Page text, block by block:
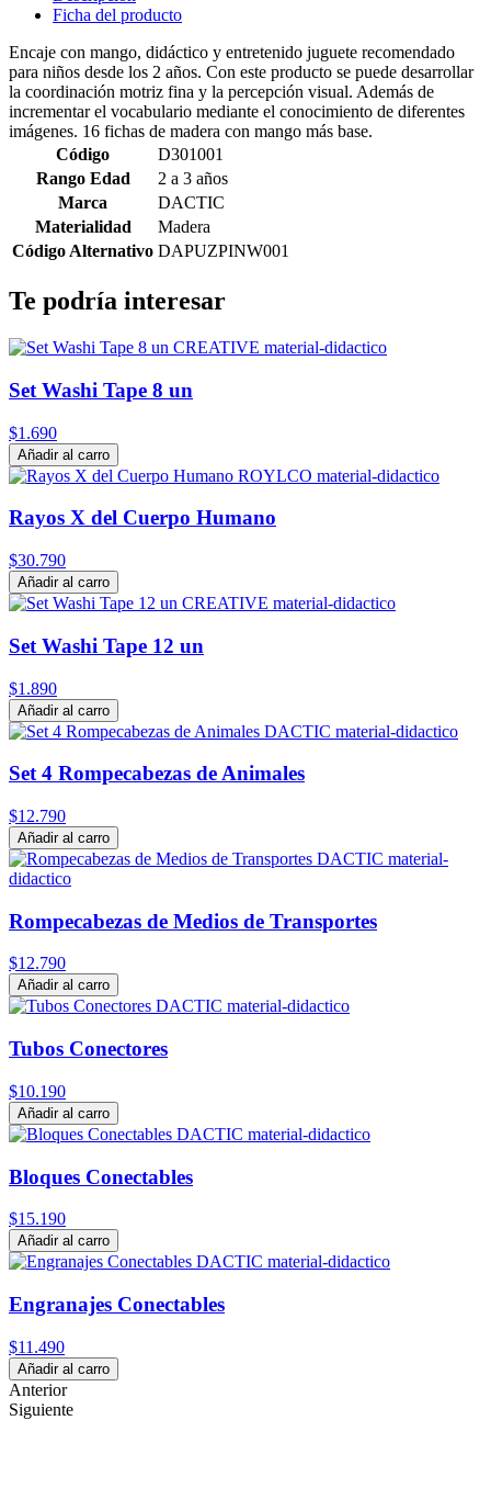
Ficha del producto
Encaje con mango, didáctico y entretenido juguete recomendado
para niños desde los 2 años. Con este producto se puede desarrollar
la coordinación motriz fina y la percepción visual. Además de
incrementar el vocabulario mediante el conocimiento de diferentes
imágenes. 16 fichas de madera con mango más base.
Código
D301001
Rango Edad
2 a 3 años
Marca
DACTIC
Materialidad
Madera
Código Alternativo DAPUZPINW001
Te podría interesar
Set Washi Tape 8 un
$1.690
Añadir al carro
Rayos X del Cuerpo Humano
$30.790
Añadir al carro
Set Washi Tape 12 un
$1.890
Añadir al carro
Set 4 Rompecabezas de Animales
$12.790
Añadir al carro
Rompecabezas de Medios de Transportes
$12.790
Añadir al carro
Tubos Conectores
$10.190
Añadir al carro
Bloques Conectables
$15.190
Añadir al carro
Engranajes Conectables
$11.490
Añadir al carro
Anterior
Siguiente